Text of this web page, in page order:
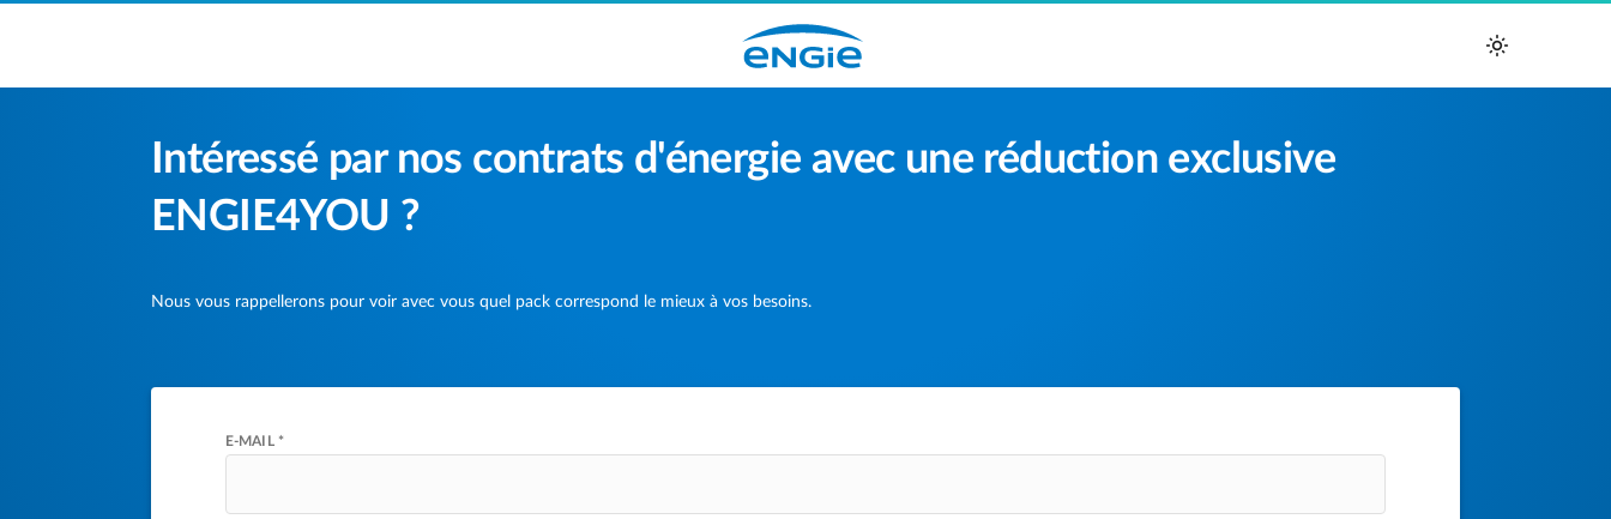
Intéressé par nos contrats d'énergie avec une réduction exclusive
ENGIE4YOU ?
Nous vous rappellerons pour voir avec vous quel pack correspond le mieux à vos besoins.
E-MAIL *